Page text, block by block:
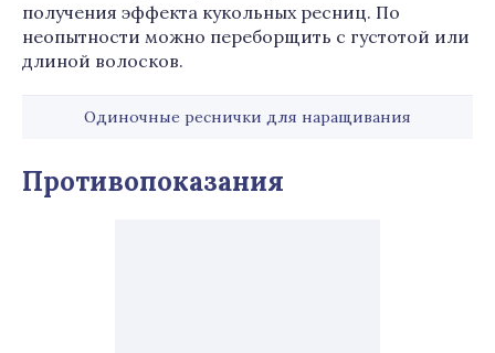
получения эффекта кукольных ресниц. По
неопытности можно переборщить с густотой или
длиной волосков.
Одиночные реснички для наращивания
Противопоказания